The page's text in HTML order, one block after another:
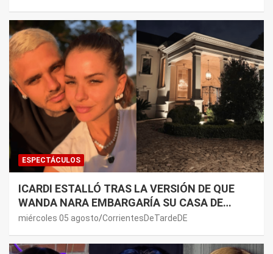
ESPECTÁCULOS
ICARDI ESTALLÓ TRAS LA VERSIÓN DE QUE
WANDA NARA EMBARGARÍA SU CASA DE
NORDELTA: “NECESITAN RASCAR DE ALGÚN
miércoles 05 agosto CorrientesDeTardeDE